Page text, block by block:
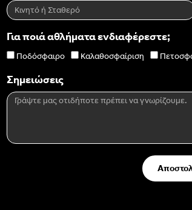
Για ποιά αθλήματα ενδιαφέρεστε;
Ποδόσφαιρο Καλαθοσφαίριση
Σημειώσεις